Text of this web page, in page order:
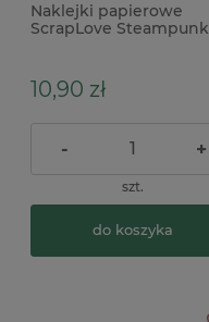
Naklejki papierowe
ScrapLove Steampunk
10,90 zł
- +
szt.
do koszyka